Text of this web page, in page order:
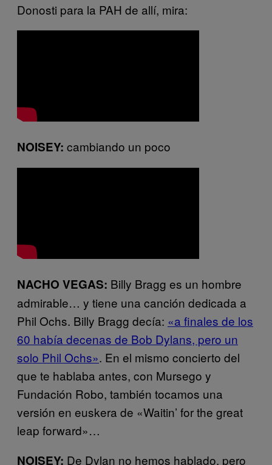
Donosti para la PAH de allí, mira:
NOISEY: cambiando un poco
NACHO VEGAS: Billy Bragg es un hombre
admirable… y tiene una canción dedicada a
Phil Ochs. Billy Bragg decía: «a finales de los
60 había decenas de Bob Dylans, pero un
solo Phil Ochs». En el mismo concierto del
que te hablaba antes, con Mursego y
Fundación Robo, también tocamos una
versión en euskera de «Waitin’ for the great
leap forward»…
NOISEY: De Dylan no hemos hablado, pero